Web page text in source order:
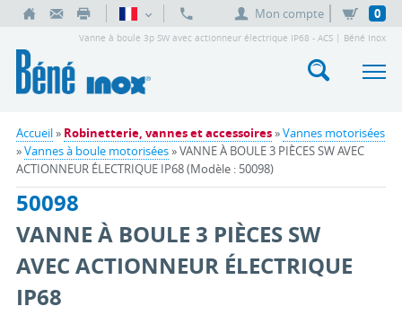
Mon compte 0
Vanne à boule 3p SW avec actionneur électrique IP68 - ACS | Béné Inox
Accueil» Robinetterie, vannes et accessoires»Vannes motorisées
»Vannes à boule motorisées» VANNE À BOULE 3 PIÈCES SW AVEC
ACTIONNEUR ÉLECTRIQUE IP68 (Modèle : 50098)
50098
VANNE À BOULE 3 PIÈCES SW
AVEC ACTIONNEUR ÉLECTRIQUE
IP68